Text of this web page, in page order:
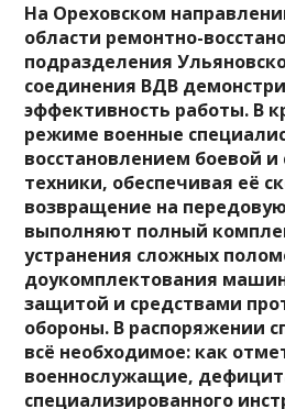
На Ореховском
области ремонтно-
подразделения
соединения ВДВ
эффективность работы. В
режиме военные
восстановлением боевой и
техники, обеспечивая её
возвращение на
выполняют полный
устранения сложных
доукомплектования
защитой и средствами
обороны. В распоряжении
всё необходимое: как
военнослужащие,
специализированного